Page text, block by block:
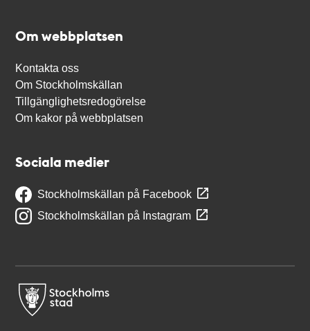
Om webbplatsen
Kontakta oss
Om Stockholmskällan
Tillgänglighetsredogörelse
Om kakor på webbplatsen
Sociala medier
Stockholmskällan på Facebook
Stockholmskällan på Instagram